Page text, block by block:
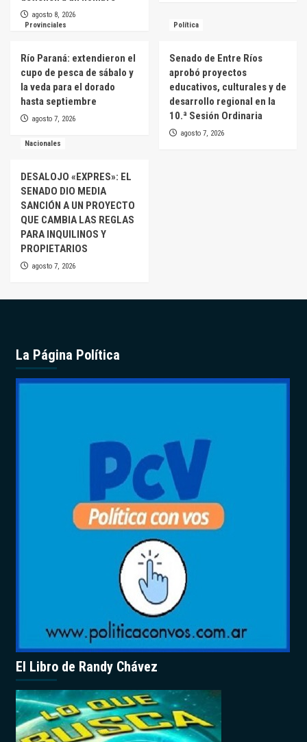
agosto 8, 2026
Provinciales
Río Paraná: extendieron el
cupo de pesca de sábalo y
la veda para el dorado
hasta septiembre
agosto 7, 2026
Política
Senado de Entre Ríos
aprobó proyectos
educativos, culturales y de
desarrollo regional en la
10.ª Sesión Ordinaria
agosto 7, 2026
Nacionales
DESALOJO «EXPRES»: EL
SENADO DIO MEDIA
SANCIÓN A UN PROYECTO
QUE CAMBIA LAS REGLAS
PARA INQUILINOS Y
PROPIETARIOS
agosto 7, 2026
La Página Política
El Libro de Randy Chávez